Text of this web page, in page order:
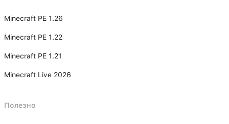
Minecraft PE 1.26
Minecraft PE 1.22
Minecraft PE 1.21
Minecraft Live 2026
Полезно